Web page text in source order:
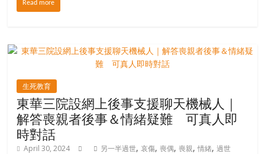
Read more
生死教育
東華三院設網上後事支援聊天機械人｜
解答喪親者後事＆情緒疑難 可真人即
時對話
April 30, 2024 另一半過世,哀傷,喪偶,喪親,情緒, 過世